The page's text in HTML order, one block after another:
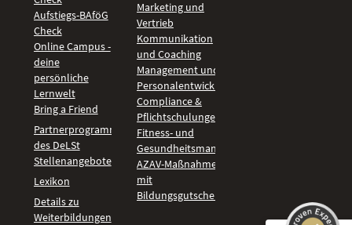
Aufstiegs-BAföG
Check
Online Campus -
deine
persönliche
Lernwelt
Bring a Friend
Partnerprogramm
des DeLSt
Stellenangebote
Lexikon
Details zu
Weiterbildungen
Marketing und
Vertrieb
Kommunikation
und Coaching
Management und
Personalentwicklung
Compliance &
Pflichtschulungen
Fitness- und
Gesundheitsmanagement
AZAV-Maßnahmen
mit
Bildungsgutschein